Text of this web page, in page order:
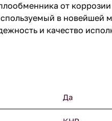
от
в новейшей
и качество
Да